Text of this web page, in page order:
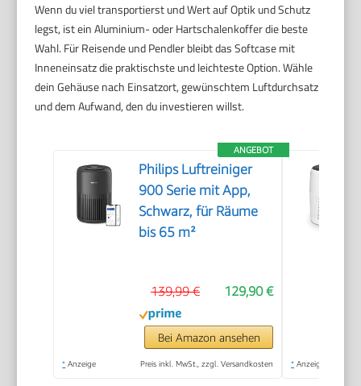
Wenn du viel transportierst und Wert auf Optik und Schutz
legst, ist ein Aluminium- oder Hartschalenkoffer die beste
Wahl. Für Reisende und Pendler bleibt das Softcase mit
Inneneinsatz die praktischste und leichteste Option. Wähle
dein Gehäuse nach Einsatzort, gewünschtem Luftdurchsatz
und dem Aufwand, den du investieren willst.
ANGEBOT
Philips Luftreiniger
900 Serie mit App,
Schwarz, für Räume
bis 65 m²
129,90 €
139,99 €
Bei Amazon ansehen
* Anzeige Preis inkl. MwSt., zzgl. Versandkosten * Anzeige